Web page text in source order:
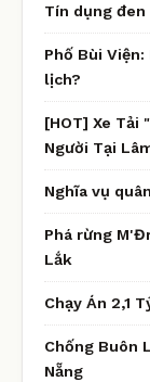
Tín dụng đen
Phố Bùi
lịch?
[HOT] Xe Tải
Người Tại
Nghĩa vụ
Phá rừng
Lắk
Chạy Án 2,1
Chống Buôn
Nẵng